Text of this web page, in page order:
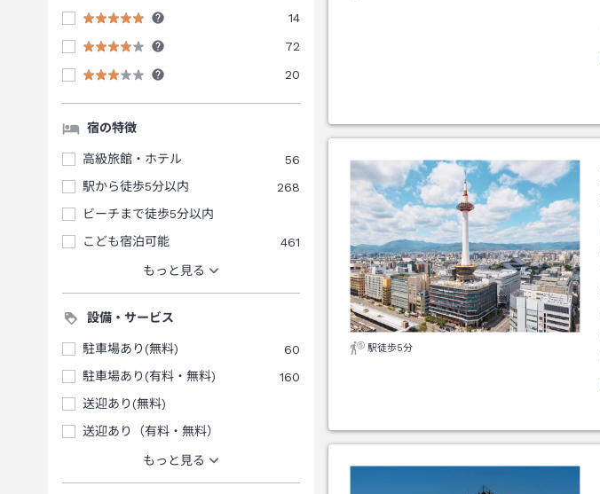
14
72
20
宿の特徴
高級旅館・ホテル
56
駅から徒歩5分以内
268
ビーチまで徒歩5分以内
こども宿泊可能
461
もっと見る
設備・サービス
駐車場あり(無料)
60
駐車場あり(有料・無料)
160
送迎あり(無料)
送迎あり（有料・無料）
もっと見る
駅徒歩5分